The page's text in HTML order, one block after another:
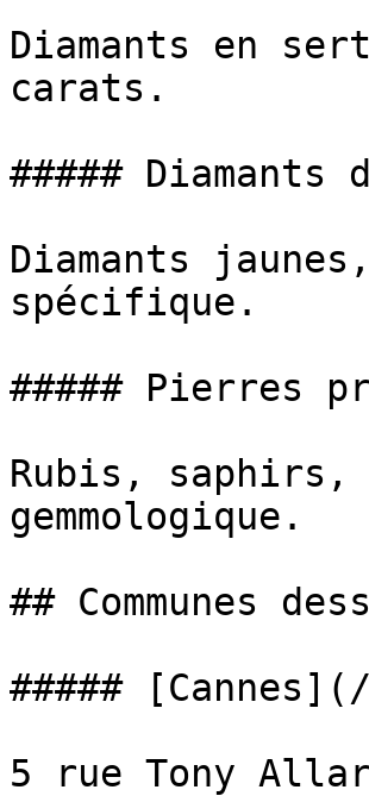
Diamants en
carats.
##### Diamants
Diamants
spécifique.
##### Pierres
Rubis, saphirs,
gemmologique.
## Communes
#####
5 rue Tony